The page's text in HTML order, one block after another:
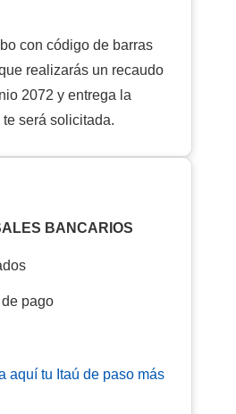
con código de barras
realizarás un recaudo
2072 y entrega la
será solicitada.
BANCARIOS
pago
aquí tu Itaú de paso más